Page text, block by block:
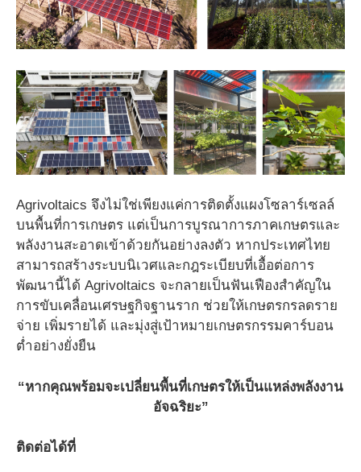
Agrivoltaics จึงไม่ใช่เพียงแค่การติดตั้งแผงโซลาร์เซลล์
บนพื้นที่การเกษตร แต่เป็นการบูรณาการภาคเกษตรและ
พลังงานสะอาดเข้าด้วยกันอย่างลงตัว หากประเทศไทย
สามารถสร้างระบบนิเวศและกฎระเบียบที่เอื้อต่อการ
พัฒนานี้ได้ Agrivoltaics จะกลายเป็นฟันเฟืองสำคัญใน
การขับเคลื่อนเศรษฐกิจฐานราก ช่วยให้เกษตรกรลดราย
จ่าย เพิ่มรายได้ และมุ่งสู่เป้าหมายเกษตรกรรมคาร์บอน
ต่ำอย่างยั่งยืน
“หากคุณพร้อมจะเปลี่ยนพื้นที่เกษตรให้เป็นแหล่งพลังงาน
อัจฉริยะ”
ติดต่อได้ที่